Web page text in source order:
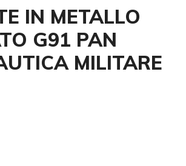
IN METALLO
G91 PAN
MILITARE